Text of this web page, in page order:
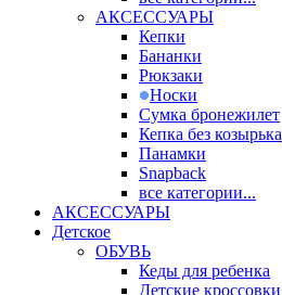
АКСЕССУАРЫ
Кепки
Бананки
Рюкзаки
Носки
Сумка бронежилет
Кепка без козырька
Панамки
Snapback
все категории...
АКСЕССУАРЫ
Детское
ОБУВЬ
Кеды для ребенка
Детские кроссовки